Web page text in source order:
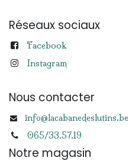
Réseaux sociaux
Facebook
Instagram
Nous contacter
info@lacabanedeslutins.be
065/33.57.19
Notre magasin